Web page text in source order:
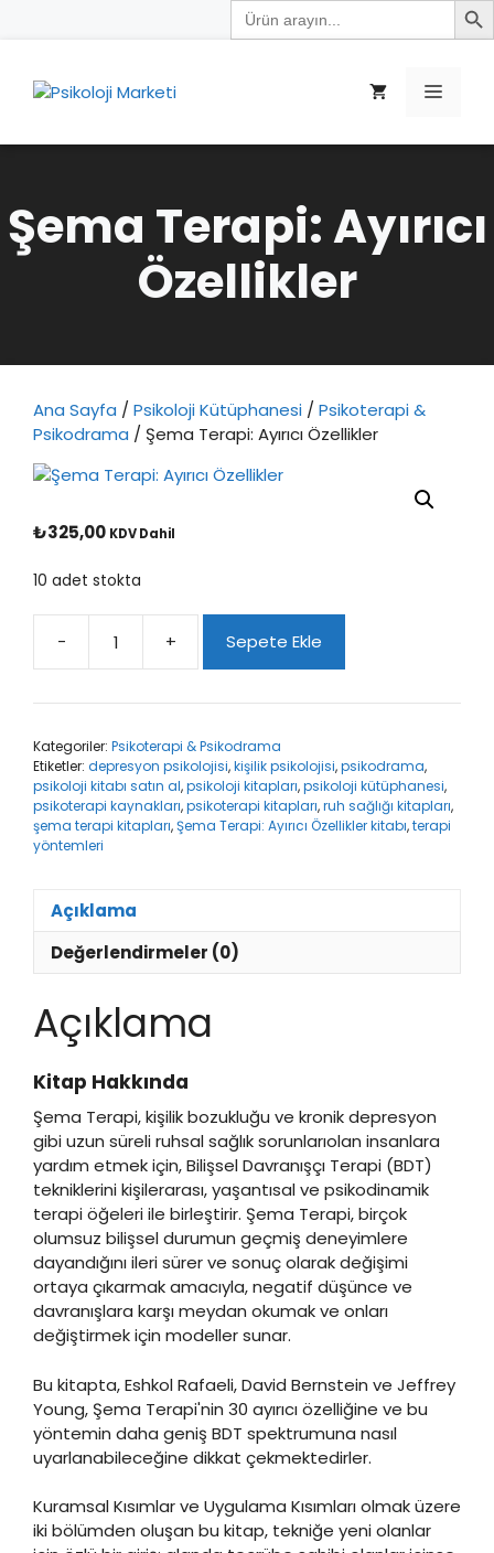
Search
for:
Menü
Şema Terapi: Ayırıcı
Özellikler
Ana Sayfa / Psikoloji Kütüphanesi / Psikoterapi &
Psikodrama / Şema Terapi: Ayırıcı Özellikler
₺325,00 KDV Dahil
10 adet stokta
-
Şema
Terapi:
Ayırıcı
adet
+ Sepete Ekle
Kategoriler: Psikoterapi & Psikodrama
Etiketler: depresyon psikolojisi,kişilik psikolojisi,psikodrama,
psikoloji kitabı satın al,psikoloji kitapları,psikoloji kütüphanesi,
psikoterapi kaynakları,psikoterapi kitapları,ruh sağlığı kitapları,
şema terapi kitapları,Şema Terapi: Ayırıcı Özellikler kitabı,terapi
yöntemleri
Açıklama
Değerlendirmeler (0)
Açıklama
Kitap Hakkında
Şema Terapi, kişilik bozukluğu ve kronik depresyon
gibi uzun süreli ruhsal sağlık sorunlarıolan insanlara
yardım etmek için, Bilişsel Davranışçı Terapi (BDT)
tekniklerini kişilerarası, yaşantısal ve psikodinamik
terapi öğeleri ile birleştirir. Şema Terapi, birçok
olumsuz bilişsel durumun geçmiş deneyimlere
dayandığını ileri sürer ve sonuç olarak değişimi
ortaya çıkarmak amacıyla, negatif düşünce ve
davranışlara karşı meydan okumak ve onları
değiştirmek için modeller sunar.
Bu kitapta, Eshkol Rafaeli, David Bernstein ve Jeffrey
Young, Şema Terapi'nin 30 ayırıcı özelliğine ve bu
yöntemin daha geniş BDT spektrumuna nasıl
uyarlanabileceğine dikkat çekmektedirler.
Kuramsal Kısımlar ve Uygulama Kısımları olmak üzere
iki bölümden oluşan bu kitap, tekniğe yeni olanlar